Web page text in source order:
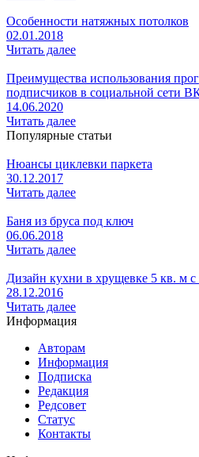
Особенности натяжных потолков
02.01.2018
Читать далее
Преимущества использования
подписчиков в социальной сети
14.06.2020
Читать далее
Популярные статьи
Нюансы циклевки паркета
30.12.2017
Читать далее
Баня из бруса под ключ
06.06.2018
Читать далее
Дизайн кухни в хрущевке 5 кв. м
28.12.2016
Читать далее
Информация
Авторам
Информация
Подписка
Редакция
Редсовет
Статус
Контакты